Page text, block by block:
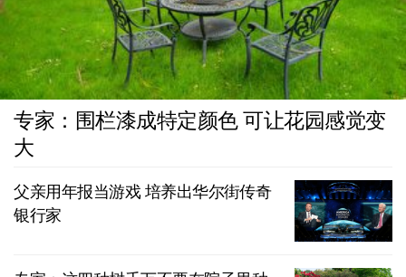
专家：围栏漆成特定颜色 可让花园感觉变
大
父亲用年报当游戏 培养出华尔街传奇
银行家